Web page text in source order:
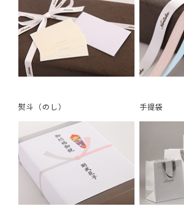
熨斗（のし） 手提袋